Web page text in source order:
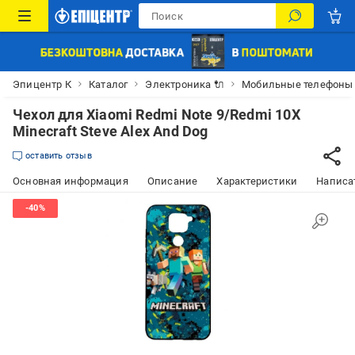
Эпицентр К Каталог Электроника 🔌 Мобильные телефоны
Чехол для Xiaomi Redmi Note 9/Redmi 10X
Minecraft Steve Alex And Dog
оставить отзыв
Основная информация Описание Характеристики